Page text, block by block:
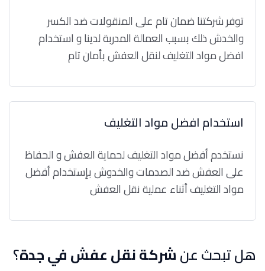
توفر شركتنا ضمان تام على المنقولات ضد الكسر
والخدش ذلك بسبب العمالة المدربة لدينا و استخدام
افضل مواد التغليف لنقل العفش بأمان تام
استخدام افضل مواد التغليف
نستخدم أفضل مواد التغليف لحماية العفش و الحفاظ
على العفش ضد الصدمات والخدوش بإستخدام أفضل
مواد التغليف أثناء عملية نقل العفش
هل تبحث عنشركة نقل عفش في جدة؟